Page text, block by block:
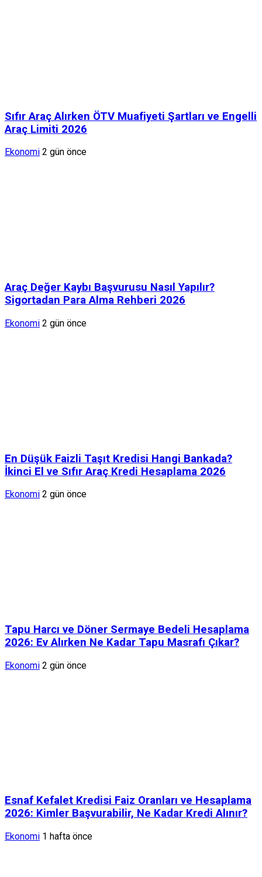
Sıfır Araç Alırken ÖTV Muafiyeti Şartları ve Engelli
Araç Limiti 2026
Ekonomi 2 gün önce
Araç Değer Kaybı Başvurusu Nasıl Yapılır?
Sigortadan Para Alma Rehberi 2026
Ekonomi 2 gün önce
En Düşük Faizli Taşıt Kredisi Hangi Bankada?
İkinci El ve Sıfır Araç Kredi Hesaplama 2026
Ekonomi 2 gün önce
Tapu Harcı ve Döner Sermaye Bedeli Hesaplama
2026: Ev Alırken Ne Kadar Tapu Masrafı Çıkar?
Ekonomi 2 gün önce
Esnaf Kefalet Kredisi Faiz Oranları ve Hesaplama
2026: Kimler Başvurabilir, Ne Kadar Kredi Alınır?
Ekonomi 1 hafta önce